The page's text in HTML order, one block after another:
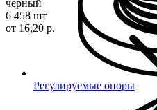
Регулируемые опоры
черный
6 458 шт
от 16,20 р.